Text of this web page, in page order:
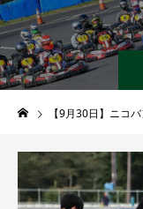
【9月30日】ニコバ